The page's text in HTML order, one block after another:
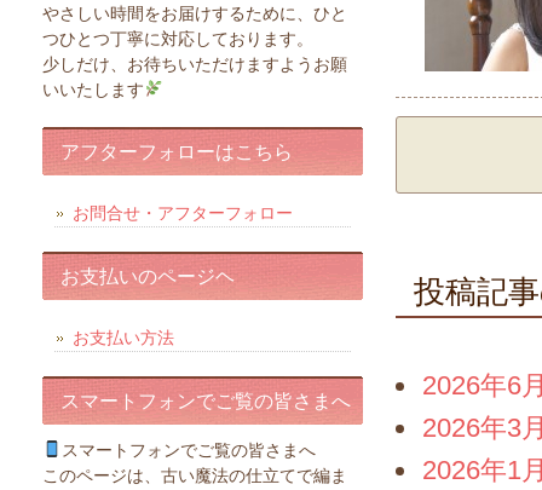
投稿記
2026年6
2026年3
2026年1
やさしい時間をお届けするために、ひと
つひとつ丁寧に対応しております。
少しだけ、お待ちいただけますようお願
いいたします
アフターフォローはこちら
お問合せ・アフターフォロー
お支払いのページヘ
お支払い方法
スマートフォンでご覧の皆さまへ
スマートフォンでご覧の皆さまへ
このページは、古い魔法の仕立てで編ま